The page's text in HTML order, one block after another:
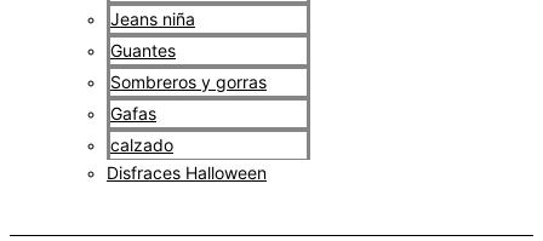
Jeans niña
Guantes
Sombreros y gorras
Gafas
calzado
Disfraces Halloween